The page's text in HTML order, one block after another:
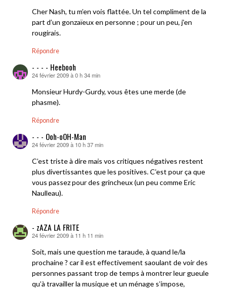
Cher Nash, tu m’en vois flattée. Un tel compliment de la
part d’un gonzaïeux en personne ; pour un peu, j’en
rougirais.
Répondre
- - - - Heebooh
dit :
24 février 2009 à 0 h 34 min
Monsieur Hurdy-Gurdy, vous êtes une merde (de
phasme).
Répondre
- - - Ooh-oOH-Man
dit :
24 février 2009 à 10 h 37 min
C’est triste à dire mais vos critiques négatives restent
plus divertissantes que les positives. C’est pour ça que
vous passez pour des grincheux (un peu comme Eric
Naulleau).
Répondre
- zAZA LA FRITE
dit :
24 février 2009 à 11 h 11 min
Soit, mais une question me taraude, à quand le/la
prochaine ? car il est effectivement saoulant de voir des
personnes passant trop de temps à montrer leur gueule
qu’à travailler la musique et un ménage s’impose,